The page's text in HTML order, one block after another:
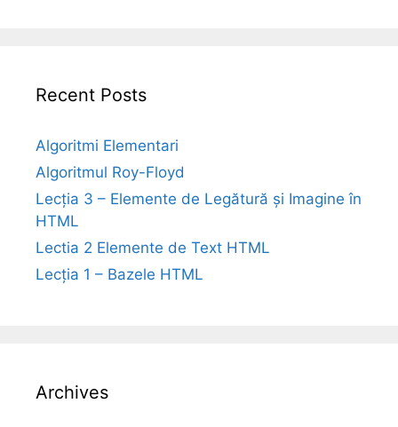
Recent Posts
Algoritmi Elementari
Algoritmul Roy-Floyd
Lecția 3 – Elemente de Legătură și Imagine în
HTML
Lectia 2 Elemente de Text HTML
Lecția 1 – Bazele HTML
Archives